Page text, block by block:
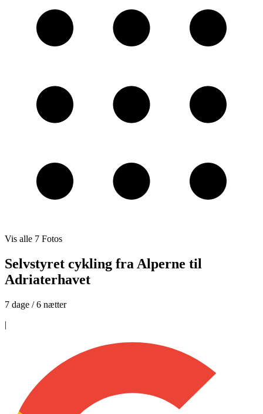
Vis alle 7 Fotos
Selvstyret cykling fra Alperne til
Adriaterhavet
7 dage / 6 nætter
|